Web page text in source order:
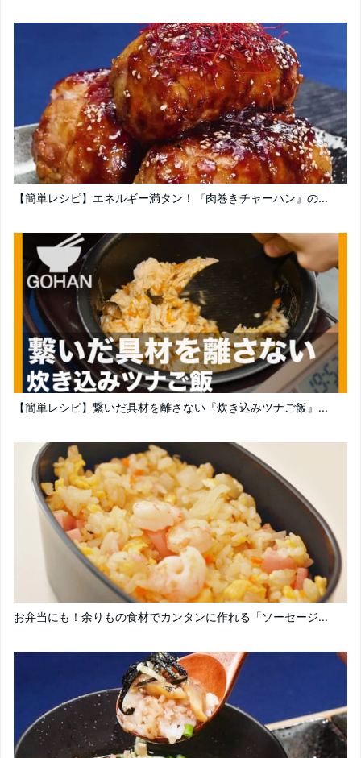
【簡単レシピ】エネルギー満タン！『肉巻きチャーハン』の...
【簡単レシピ】繋いだ具材を離さない『炊き込みツナご飯』...
お弁当にも！余りもの食材でカンタンに作れる「ソーセージ...